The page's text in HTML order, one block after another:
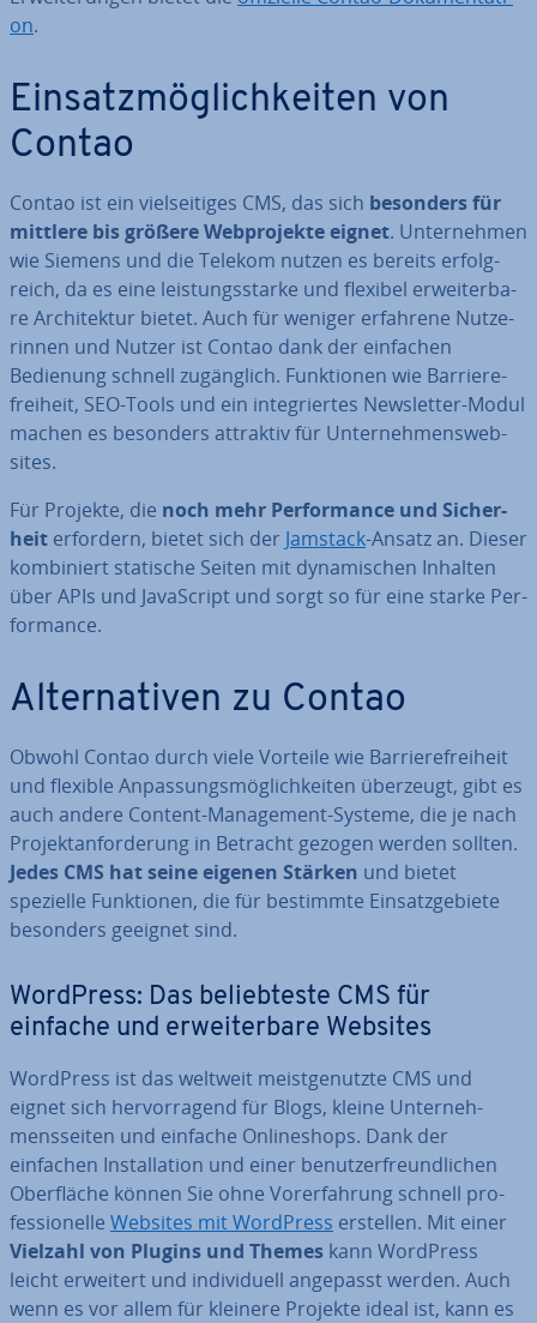
on.
Ein­satz­mög­lich­kei­ten von
Contao
Contao ist ein viel­sei­ti­ges CMS, das sich besonders für
mittlere bis größere Web­pro­jek­te eignet. Un­ter­neh­men
wie Siemens und die Telekom nutzen es bereits er­folg­
reich, da es eine leis­tungs­star­ke und flexibel er­wei­ter­ba­
re Ar­chi­tek­tur bietet. Auch für weniger erfahrene Nut­ze­
rin­nen und Nutzer ist Contao dank der einfachen
Bedienung schnell zu­gäng­lich. Funk­tio­nen wie Bar­rie­re­
frei­heit, SEO-Tools und ein in­te­grier­tes News­let­ter-Modul
machen es besonders attraktiv für Un­ter­neh­mens­web­
sites.
Für Projekte, die noch mehr Per­for­mance und Si­cher­
heit erfordern, bietet sich der Jamstack-Ansatz an. Dieser
kom­bi­niert statische Seiten mit dy­na­mi­schen Inhalten
über APIs und Ja­va­Script und sorgt so für eine starke Per­
for­mance.
Al­ter­na­ti­ven zu Contao
Obwohl Contao durch viele Vorteile wie Bar­rie­re­frei­heit
und flexible An­pas­sungs­mög­lich­kei­ten überzeugt, gibt es
auch andere Content-Ma­nage­ment-Systeme, die je nach
Pro­jekt­an­for­de­rung in Betracht gezogen werden sollten.
Jedes CMS hat seine eigenen Stärken und bietet
spezielle Funk­tio­nen, die für bestimmte Ein­satz­ge­bie­te
besonders geeignet sind.
WordPress: Das be­lieb­tes­te CMS für
einfache und er­wei­ter­ba­re Websites
WordPress ist das weltweit meist­ge­nutz­te CMS und
eignet sich her­vor­ra­gend für Blogs, kleine Un­ter­neh­
mens­sei­ten und einfache On­line­shops. Dank der
einfachen In­stal­la­ti­on und einer be­nut­zer­freund­li­chen
Ober­flä­che können Sie ohne Vor­er­fah­rung schnell pro­
fes­sio­nel­le Websites mit WordPress erstellen. Mit einer
Vielzahl von Plugins und Themes kann WordPress
leicht erweitert und in­di­vi­du­ell angepasst werden. Auch
wenn es vor allem für kleinere Projekte ideal ist, kann es